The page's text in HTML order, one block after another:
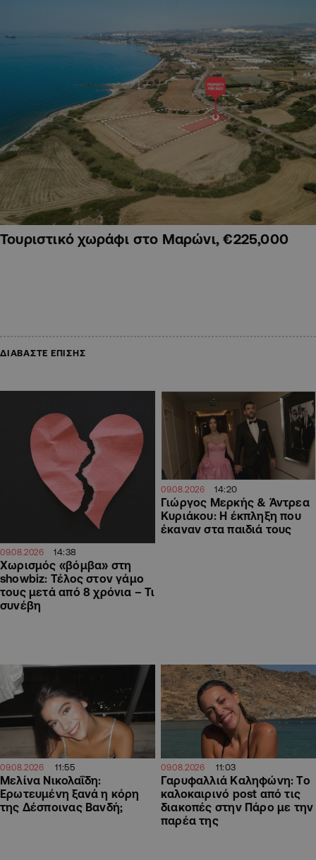
Τουριστικό χωράφι στο Μαρώνι, €225,000
ΔΙΑΒΑΣΤΕ ΕΠΙΣΗΣ
09.08.2026 14:38
Χωρισμός «βόμβα» στη
showbiz: Τέλος στον γάμο
τους μετά από 8 χρόνια – Τι
συνέβη
09.08.2026 14:20
Γιώργος Μερκής & Άντρεα
Κυριάκου: Η έκπληξη που
έκαναν στα παιδιά τους
09.08.2026 11:55
Μελίνα Νικολαΐδη:
Ερωτευμένη ξανά η κόρη
της Δέσποινας Βανδή;
09.08.2026 11:03
Γαρυφαλλιά Καληφώνη: To
καλοκαιρινό post από τις
διακοπές στην Πάρο με την
παρέα της